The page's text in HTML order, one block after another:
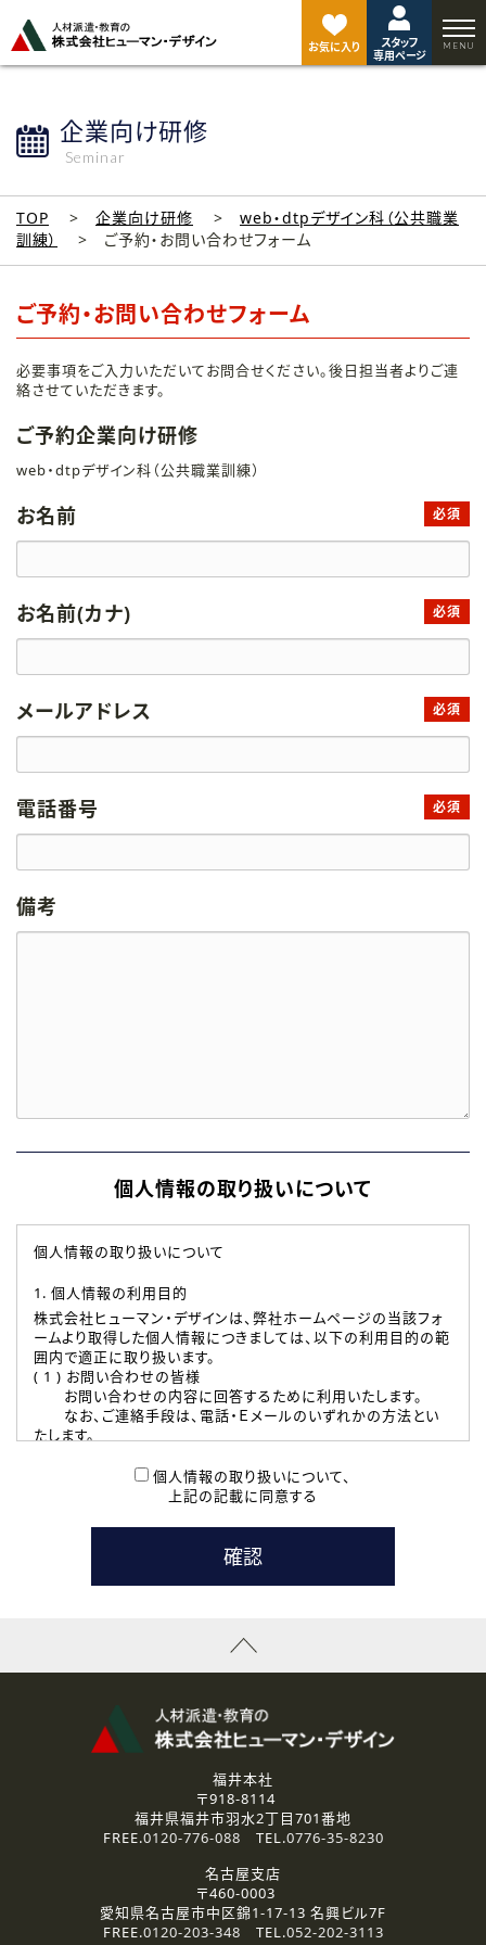
お気に入り
スタッフ
専用ページ
企業向け研修
Seminar
TOP 企業向け研修
web・dtpデザイン科（公共職業
訓練）
ご予約・お問い合わせフォーム
ご予約・お問い合わせフォーム
必要事項をご入力いただいてお問合せください。後日担当者よりご連
絡させていただきます。
ご予約企業向け研修
web・dtpデザイン科（公共職業訓練）
お名前 必須
お名前(カナ) 必須
メールアドレス 必須
電話番号 必須
備考
個人情報の取り扱いについて
個人情報の取り扱いについて
1. 個人情報の利用目的
株式会社ヒューマン・デザインは、弊社ホームページの当該フォ
ームより取得した個人情報につきましては、以下の利用目的の範
囲内で適正に取り扱います。
( 1 ) お問い合わせの皆様
お問い合わせの内容に回答するために利用いたします。
なお、ご連絡手段は、電話・Ｅメールのいずれかの方法とい
たします。
本登録に関するご連絡および本登録時の参考情報として利
たします。
( 3 ) スタッフ派遣を検討されている企業の皆様
お問い合わせの内容に回答するために利用いたします。
なお、ご連絡手段は、電話・Ｅメールのいずれかの方法とい
資料送付、受講相談に関するご連絡のために利用いたしま
その他、お問い合わせの内容に回答するために利用いたし
なお、ご連絡手段は、電話・Ｅメールのいずれかの方法とい
2.個人情報の第三者提供
ご提供いただいた個人情報は、法令等の規定に従う場合を除き、
3.個人情報の取り扱いの委託
弊社の定める個人情報保護の評価基準を満たした委託先に、個
人情報を委託する場合があります。
個人情報の取り扱いについて、
上記の記載に同意する
ジ
ト
福井本社
〒918-8114
福井県福井市羽水2丁目701番地
FREE.0120-776-088 TEL.0776-35-8230
名古屋支店
〒460-0003
愛知県名古屋市中区錦1-17-13 名興ビル7F
FREE.0120-203-348 TEL.052-202-3113